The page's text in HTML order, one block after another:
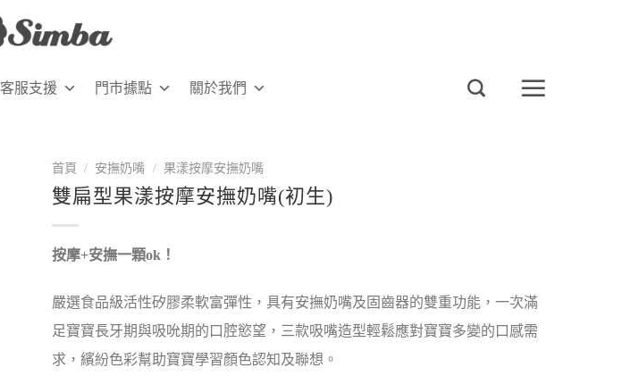
客服支援 門市據點 關於我們
首頁 / 安撫奶嘴 / 果漾按摩安撫奶嘴
雙扁型果漾按摩安撫奶嘴(初生)
按摩+安撫一顆ok！
嚴選食品級活性矽膠柔軟富彈性，具有安撫奶嘴及固齒器的雙重功能，一次滿
足寶寶長牙期與吸吮期的口腔慾望，三款吸嘴造型輕鬆應對寶寶多變的口感需
求，繽紛色彩幫助寶寶學習顏色認知及聯想。